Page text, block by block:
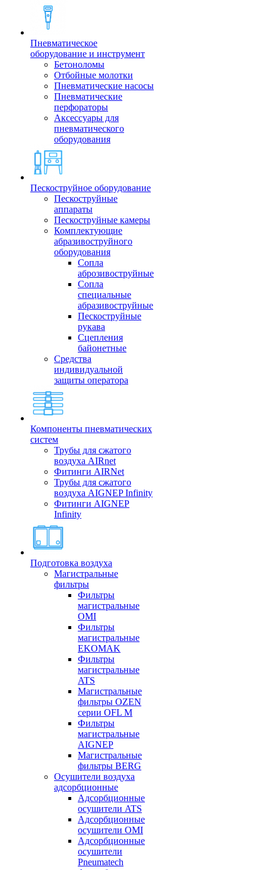
Пневматическое
оборудование и инструмент
Бетоноломы
Отбойные молотки
Пневматические насосы
Пневматические
перфораторы
Аксессуары для
пневматического
оборудования
Пескоструйное оборудование
Пескоструйные
аппараты
Пескоструйные камеры
Комплектующие
абразивоструйного
оборудования
Сопла
аброзивоструйные
Сопла
специальные
абразивоструйные
Пескоструйные
рукава
Сцепления
байонетные
Средства
индивидуальной
защиты оператора
Компоненты пневматических
систем
Трубы для сжатого
воздуха AIRnet
Фитинги AIRNet
Трубы для сжатого
воздуха AIGNEP Infinity
Фитинги AIGNEP
Infinity
Подготовка воздуха
Магистральные
фильтры
Фильтры
магистральные
OMI
Фильтры
магистральные
EKOMAK
Фильтры
магистральные
ATS
Магистральные
фильтры OZEN
серии OFL M
Фильтры
магистральные
AIGNEP
Магистральные
фильтры BERG
Осушители воздуха
адсорбционные
Адсорбционные
осушители ATS
Адсорбционные
осушители OMI
Адсорбционные
осушители
Pneumatech